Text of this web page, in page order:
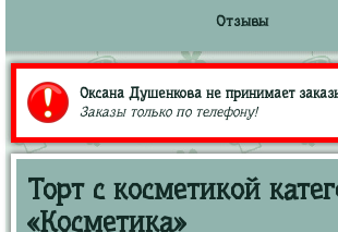
Отзывы
Оксана Душенкова не принимает
Заказы только по телефону!
Торт с косметикой
«Косметика»